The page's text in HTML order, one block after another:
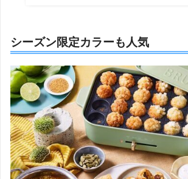
シーズン限定カラーも人気